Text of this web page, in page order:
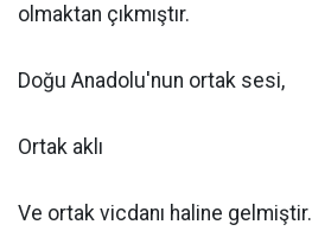
olmaktan çıkmıştır.
Doğu Anadolu'nun ortak sesi,
Ortak aklı
Ve ortak vicdanı haline gelmiştir.